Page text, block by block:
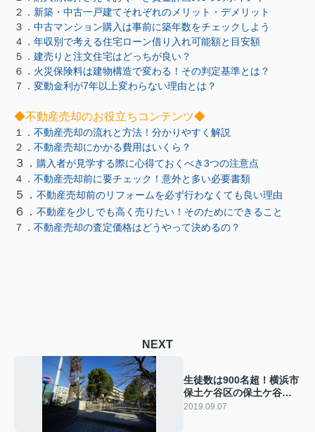
２． 新築・中古一戸建てそれぞれのメリット・デメリット
３． 中古マンション購入は事前に築年数をチェックしよう
４． 年収別で考える住宅ローン借り入れ可能額と目安額
５． 建売りと注文住宅はどっちが良い？
６． 火災保険料は建物構造で変わる！その判定基準とは？
７． 変動金利が7年以上変わらない理由とは？
◆不動産売却のお役立ちコンテンツ◆
１． 不動産売却の流れと方法！分かりやすく解説
２． 不動産売却にかかる費用はいくら？
３． 購入者が見学する際に心得ておくべき3つの注意点
４． 不動産売却前に要チェック！意外と多い必要書類
５． 不動産売却前のリフォームを必ず行わなくても良い理由
６． 不動産を少しでも高く売りたい！そのためにできること
７． 不動産売却の査定価格はどうやって決めるの？
NEXT
生徒数は900名超！横浜市
保土ケ谷区の保土ケ谷中
学校
2019.09.07